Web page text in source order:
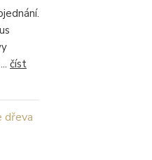
číst